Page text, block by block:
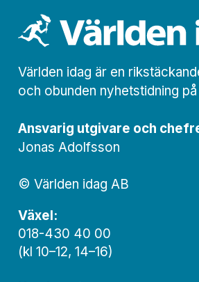
Världen idag är en
och obunden nyhets­­­tidning
Ansvarig utgivare och
Jonas Adolfsson
© Världen idag AB
Växel:
018-430 40 00
(kl 10–12, 14–16)